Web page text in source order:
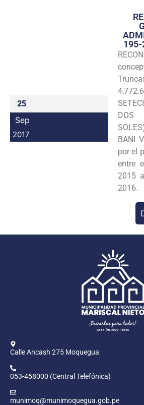
25
Sep
2017
BANI
por el
entre
2015
2016.
Calle Ancash 275 Moquegua
053-458000 (Central Telefónica)
munimoq@munimoquegua.gob.pe